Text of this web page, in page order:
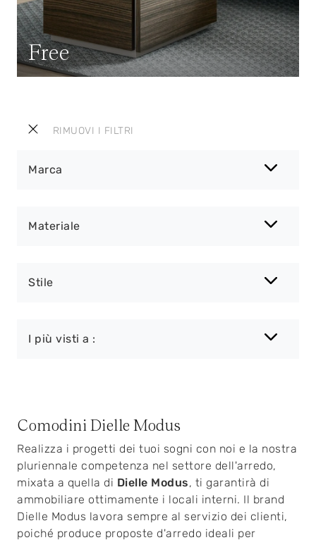
RIMUOVI I FILTRI
Marca
Materiale
Stile
I più visti a :
Free
Comodini Dielle Modus
Realizza i progetti dei tuoi sogni con noi e la nostra
pluriennale competenza nel settore dell'arredo,
mixata a quella di Dielle Modus, ti garantirà di
ammobiliare ottimamente i locali interni. Il brand
Dielle Modus lavora sempre al servizio dei clienti,
poiché produce proposte d'arredo ideali per